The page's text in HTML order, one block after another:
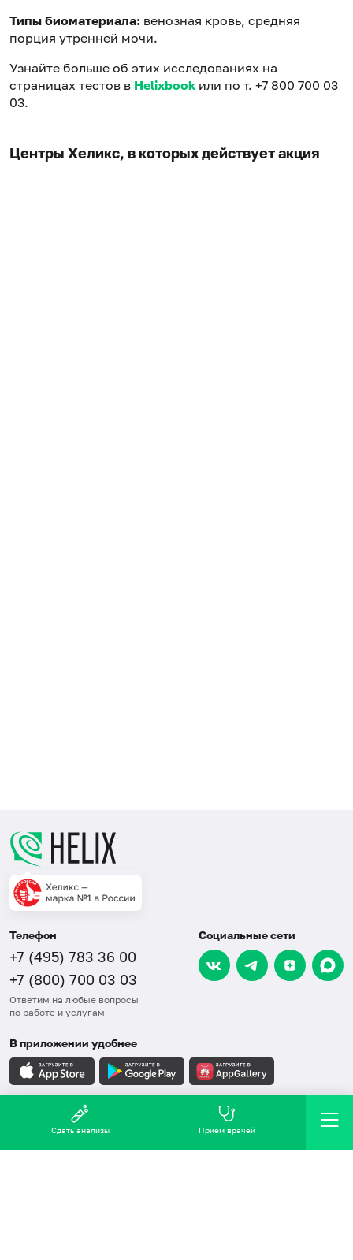
Типы биоматериала: венозная кровь, средняя
порция утренней мочи.
Узнайте больше об этих исследованиях на
страницах тестов в Helixbook или по т. +7 800 700 03
03.
Центры Хеликс, в которых действует акция
Телефон
+7 (495) 783 36 00
+7 (800) 700 03 03
Ответим на любые вопросы
по работе и услугам
Социальные сети
В приложении удобнее
Карта сайта
СОУТ
Сдать анализы Прием врачей